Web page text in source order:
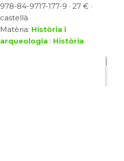
978-84-9717-177-9 · 27 € ·
castellà
Matèria: Història i
arqueologia : Història